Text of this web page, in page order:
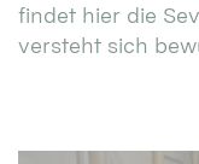
findet hier die
versteht sich